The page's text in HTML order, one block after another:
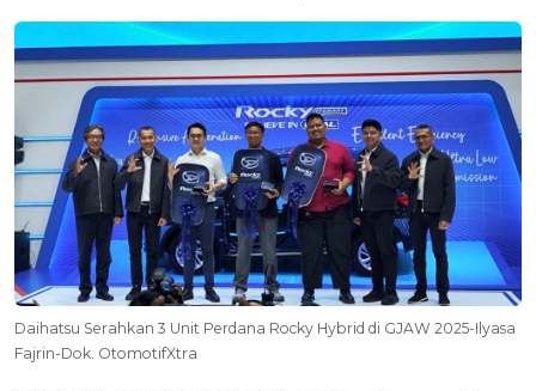
Daihatsu Serahkan 3 Unit Perdana Rocky Hybrid di GJAW 2025-Ilyasa
Fajrin-Dok. OtomotifXtra